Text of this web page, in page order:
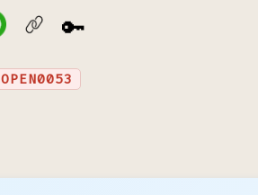
🔑
OPEN0053